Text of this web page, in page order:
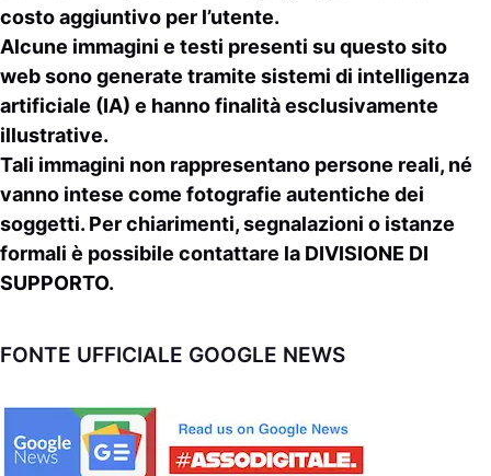
costo aggiuntivo per l’utente.
Alcune immagini e testi presenti su questo sito
web sono generate tramite sistemi di intelligenza
artificiale (IA) e hanno finalità esclusivamente
illustrative.
Tali immagini non rappresentano persone reali, né
vanno intese come fotografie autentiche dei
soggetti. Per chiarimenti, segnalazioni o istanze
formali è possibile contattare la DIVISIONE DI
SUPPORTO.
FONTE UFFICIALE GOOGLE NEWS